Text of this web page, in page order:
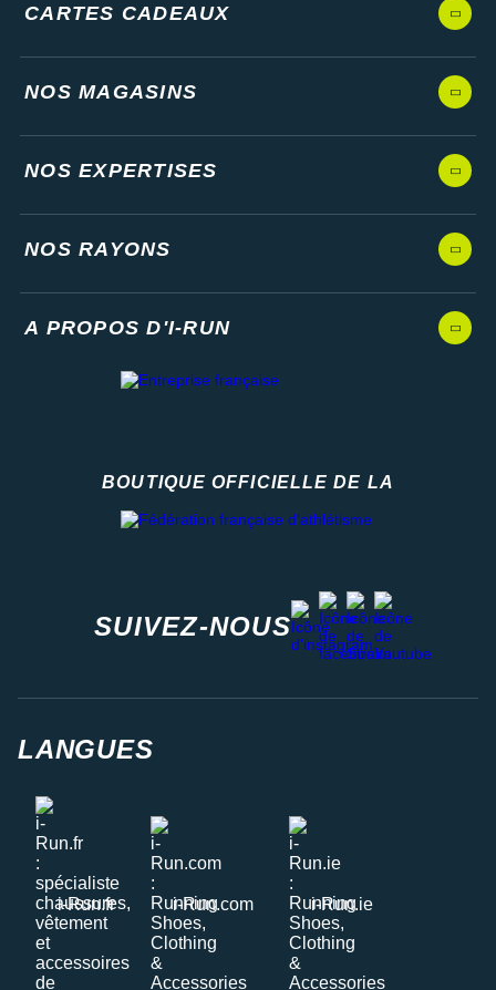
CARTES CADEAUX
NOS MAGASINS
NOS EXPERTISES
NOS RAYONS
A PROPOS D'I-RUN
BOUTIQUE OFFICIELLE DE LA
SUIVEZ-NOUS
instagram
facebook
stravayoutube
LANGUES
i-Run.fr i-Run.com i-Run.ie